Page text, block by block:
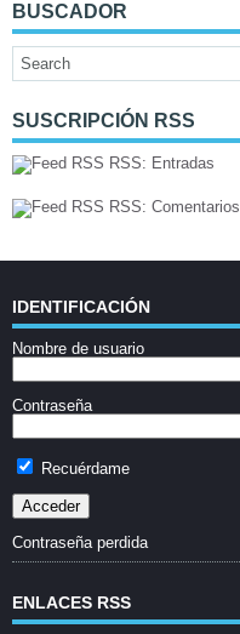
BUSCADOR
SUSCRIPCIÓN RSS
RSS: Entradas
RSS: Comentarios
IDENTIFICACIÓN
Nombre de usuario
Contraseña
Recuérdame
Contraseña perdida
ENLACES RSS